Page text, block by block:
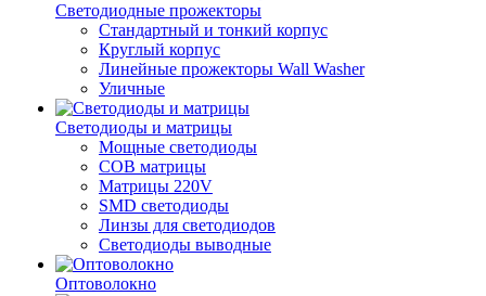
Светодиодные прожекторы
Стандартный и тонкий корпус
Круглый корпус
Линейные прожекторы Wall Washer
Уличные
Светодиоды и матрицы
Мощные светодиоды
COB матрицы
Матрицы 220V
SMD светодиоды
Линзы для светодиодов
Светодиоды выводные
Оптоволокно